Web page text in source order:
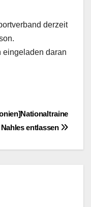
derzeit
eingeladen daran
entlassen